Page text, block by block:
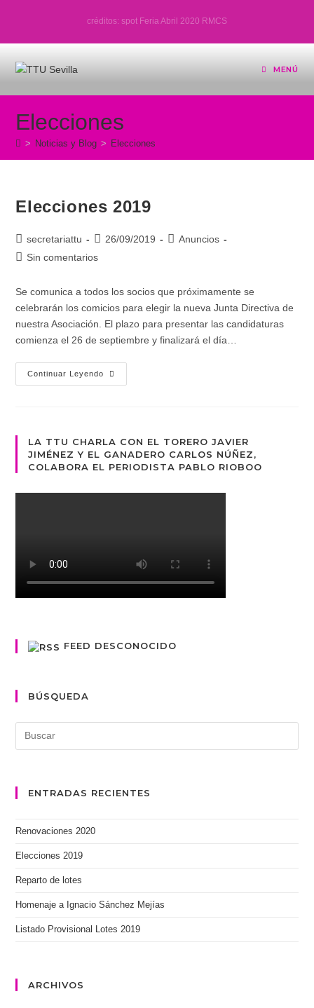
créditos: spot Feria Abril 2020 RMCS
MENÚ
Elecciones
> Noticias y Blog > Elecciones
Elecciones 2019
Autor
de
secretariattu
Publicación
26/09/2019
Categoría
Anuncios
Comentarios
la
Sin comentarios
Se comunica a todos los socios que próximamente se
celebrarán los comicios para elegir la nueva Junta Directiva de
nuestra Asociación. El plazo para presentar las candidaturas
comienza el 26 de septiembre y finalizará el día…
Continuar Leyendo
Elecciones
2019
LA TTU CHARLA CON EL TORERO JAVIER
JIMÉNEZ Y EL GANADERO CARLOS NÚÑEZ,
COLABORA EL PERIODISTA PABLO RIOBOO
FEED DESCONOCIDO
BÚSQUEDA
ENTRADAS RECIENTES
Renovaciones 2020
Elecciones 2019
Reparto de lotes
Homenaje a Ignacio Sánchez Mejías
Listado Provisional Lotes 2019
ARCHIVOS